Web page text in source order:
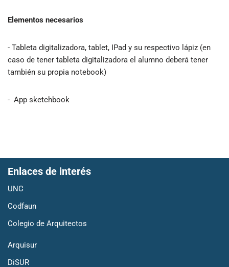
Elementos necesarios
- Tableta digitalizadora, tablet, IPad y su respectivo lápiz (en
caso de tener tableta digitalizadora el alumno deberá tener
también su propia notebook)
- App sketchbook
Enlaces de interés
UNC
Codfaun
Colegio de Arquitectos
Arquisur
DiSUR